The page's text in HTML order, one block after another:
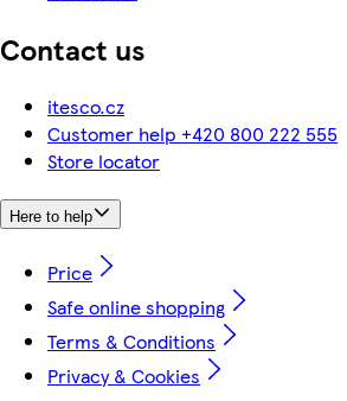
Contact us
itesco.cz
Customer help +420 800 222 555
Store locator
Here to help
Price
Safe online shopping
Terms & Conditions
Privacy & Cookies